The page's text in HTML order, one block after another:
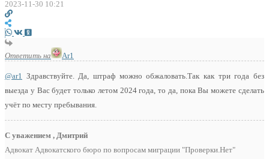
2023-11-30 10:21
Ответить на Ar1
@ar1 Здравствуйте. Да, штраф можно обжаловать.Так как три года без
выезда у Вас будет только летом 2024 года, то да, пока Вы можете сделать
учёт по месту пребывания.
С уважением , Дмитрий
Адвокат Адвокатского бюро по вопросам миграции "Проверки.Нет"